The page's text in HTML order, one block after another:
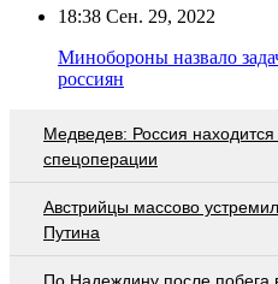
18:38 Сен. 29, 2022
Минобороны назвало
россиян
Медведев: Россия
спецоперации
Австрийцы массово
Путина
По Надеждину после побега